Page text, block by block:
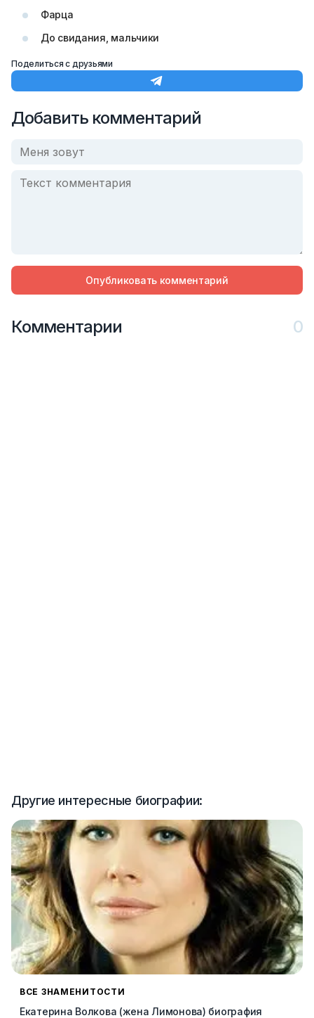
Фарца
До свидания, мальчики
Поделиться с друзьями
Другие интересные биографии:
ВСЕ ЗНАМЕНИТОСТИ
Екатерина Волкова (жена Лимонова) биография
Добавить комментарий
Опубликовать комментарий
Комментарии 0